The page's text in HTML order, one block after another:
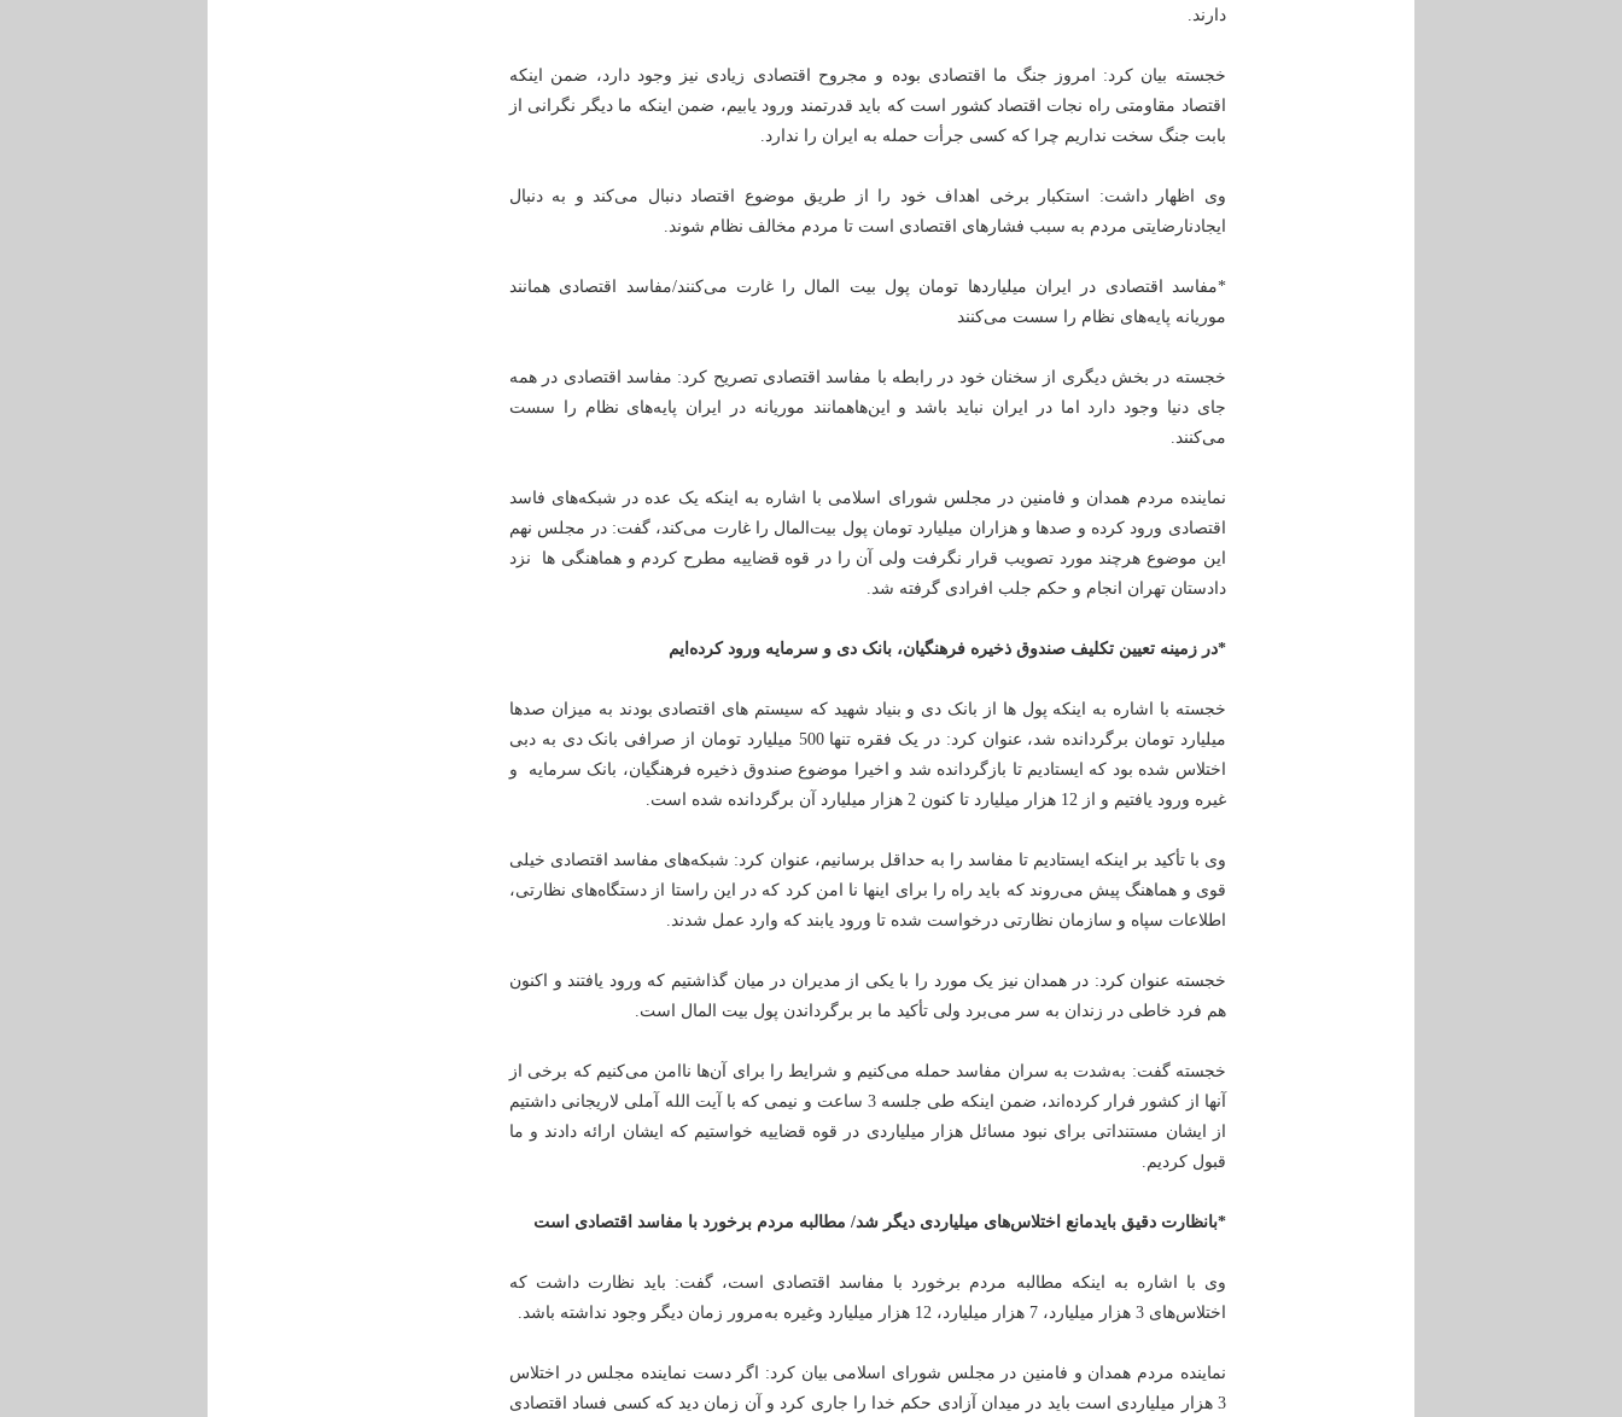
دارند.
خجسته بیان کرد: امروز جنگ ما اقتصادی بوده و مجروح اقتصادی زیادی نیز وجود دارد، ضمن اینکه
اقتصاد مقاومتی راه نجات اقتصاد کشور است که باید قدرتمند ورود یابیم، ضمن اینکه ما دیگر نگرانی از
بابت جنگ سخت نداریم چرا که کسی جرأت حمله به ایران را ندارد.
وی اظهار داشت: استکبار برخی اهداف خود را از طریق موضوع اقتصاد دنبال می‌کند و به دنبال
ایجادنارضایتی مردم به سبب فشارهای اقتصادی است تا مردم مخالف نظام شوند.
*مفاسد اقتصادی در ایران میلیاردها تومان پول بیت المال را غارت می‌کنند/مفاسد اقتصادی همانند
موریانه پایه‌های نظام را سست می‌کنند
خجسته در بخش دیگری از سخنان خود در رابطه با مفاسد اقتصادی تصریح کرد: مفاسد اقتصادی در همه
جای دنیا وجود دارد اما در ایران نباید باشد و این‌هاهمانند موریانه در ایران پایه‌های نظام را سست
می‌کنند.
نماینده مردم همدان و فامنین در مجلس شورای اسلامی با اشاره به اینکه یک عده در شبکه‌های فاسد
اقتصادی ورود کرده و صدها و هزاران میلیارد تومان پول بیت‌المال را غارت می‌کند، گفت: در مجلس نهم
این موضوع هرچند مورد تصویب قرار نگرفت ولی آن را در قوه قضاییه مطرح کردم و هماهنگی ها نزد
دادستان تهران انجام و حکم جلب افرادی گرفته شد.
*در زمینه تعیین تکلیف صندوق ذخیره فرهنگیان، بانک دی و سرمایه ورود کرده‌ایم
خجسته با اشاره به اینکه پول ها از بانک دی و بنیاد شهید که سیستم های اقتصادی بودند به میزان صدها
میلیارد تومان برگردانده شد، عنوان کرد: در یک فقره تنها 500 میلیارد تومان از صرافی بانک دی به دبی
اختلاس شده بود که ایستادیم تا بازگردانده شد و اخیرا موضوع صندوق ذخیره فرهنگیان، بانک سرمایه و
غیره ورود یافتیم و از 12 هزار میلیارد تا کنون 2 هزار میلیارد آن برگردانده شده است.
وی با تأکید بر اینکه ایستادیم تا مفاسد را به حداقل برسانیم، عنوان کرد: شبکه‌های مفاسد اقتصادی خیلی
قوی و هماهنگ پیش می‌روند که باید راه را برای اینها نا امن کرد که در این راستا از دستگاه‌های نظارتی،
اطلاعات سپاه و سازمان نظارتی درخواست شده تا ورود یابند که وارد عمل شدند.
خجسته عنوان کرد: در همدان نیز یک مورد را با یکی از مدیران در میان گذاشتیم که ورود یافتند و اکنون
هم فرد خاطی در زندان به سر می‌برد ولی تأکید ما بر برگرداندن پول بیت المال است.
خجسته گفت: به‌شدت به سران مفاسد حمله می‌کنیم و شرایط را برای آن‌ها ناامن می‌کنیم که برخی از
آنها از کشور فرار کرده‌اند، ضمن اینکه طی جلسه‌ 3 ساعت و نیمی که با آیت الله آملی لاریجانی داشتیم
از ایشان مستنداتی برای نبود مسائل هزار میلیاردی در قوه قضاییه خواستیم که ایشان ارائه دادند و ما
قبول کردیم.
*بانظارت دقیق بایدمانع اختلاس‌های میلیاردی دیگر شد/ مطالبه مردم برخورد با مفاسد اقتصادی است
وی با اشاره به اینکه مطالبه مردم برخورد با مفاسد اقتصادی است، گفت: باید نظارت داشت که
اختلاس‌های 3 هزار میلیارد، 7 هزار میلیارد، 12 هزار میلیارد وغیره به‌مرور زمان دیگر وجود نداشته باشد.
نماینده مردم همدان و فامنین در مجلس شورای اسلامی بیان کرد: اگر دست نماینده مجلس در اختلاس
3 هزار میلیاردی است باید در میدان آزادی حکم خدا را جاری کرد و آن زمان دید که کسی فساد اقتصادی